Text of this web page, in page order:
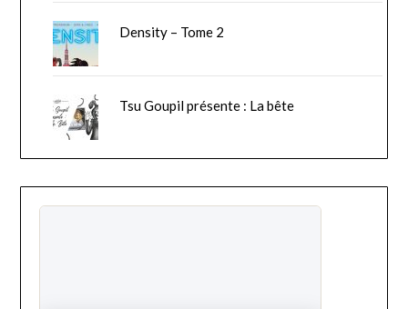
Density – Tome 2
Tsu Goupil présente : La bête